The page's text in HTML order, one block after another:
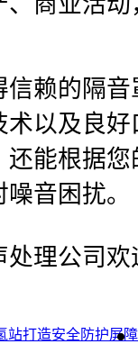
赖的隔
以及良
能根据
音困扰。
理公司
站打造安全防护屏障